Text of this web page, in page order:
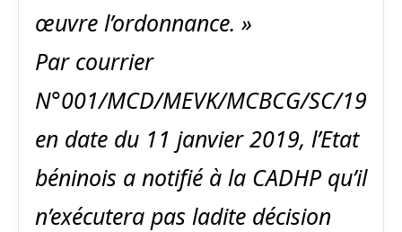
œuvre l’ordonnance. »
Par courrier
N°001/MCD/MEVK/MCBCG/SC/19
en date du 11 janvier 2019, l’Etat
béninois a notifié à la CADHP qu’il
n’exécutera pas ladite décision